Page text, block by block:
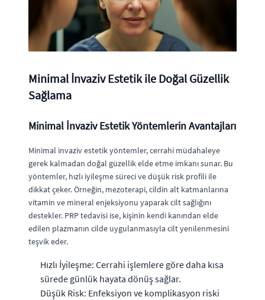
Minimal İnvaziv Estetik ile Doğal Güzellik
Sağlama
Minimal İnvaziv Estetik Yöntemlerin Avantajları
Minimal invaziv estetik yöntemler, cerrahi müdahaleye
gerek kalmadan doğal güzellik elde etme imkanı sunar. Bu
yöntemler, hızlı iyileşme süreci ve düşük risk profili ile
dikkat çeker. Örneğin, mezoterapi, cildin alt katmanlarına
vitamin ve mineral enjeksiyonu yaparak cilt sağlığını
destekler. PRP tedavisi ise, kişinin kendi kanından elde
edilen plazmanın cilde uygulanmasıyla cilt yenilenmesini
teşvik eder.
Hızlı İyileşme: Cerrahi işlemlere göre daha kısa
sürede günlük hayata dönüş sağlar.
Düşük Risk: Enfeksiyon ve komplikasyon riski